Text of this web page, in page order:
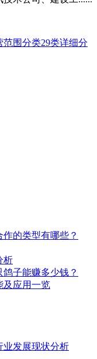
的类型有哪些？
析
子能赚多少钱？
及应用一览
业发展现状分析